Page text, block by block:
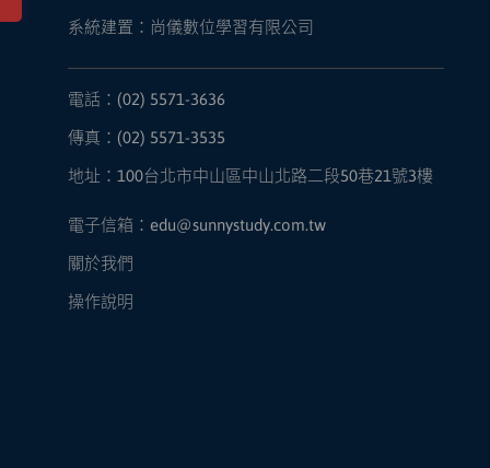
系統建置：尚儀數位學習有限公司
電話：(02) 5571-3636
傳真：(02) 5571-3535
地址：100台北市中山區中山北路二段50巷21號3樓
電子信箱：edu@sunnystudy.com.tw
關於我們
操作說明